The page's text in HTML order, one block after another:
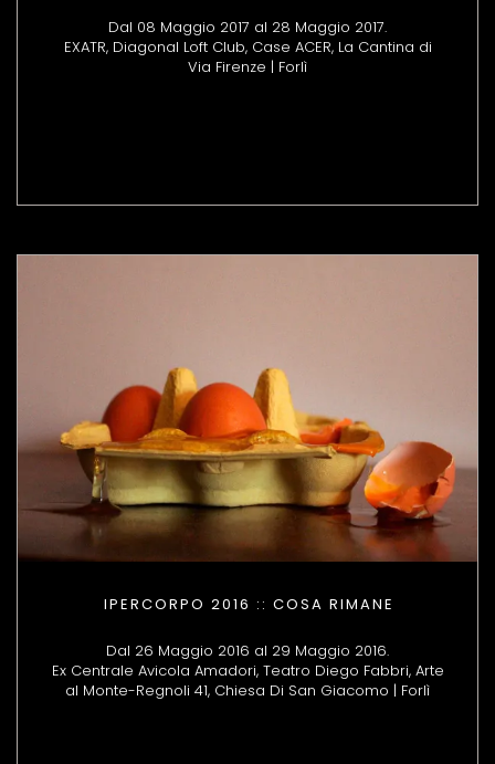
Dal 08 Maggio 2017 al 28 Maggio 2017.
EXATR, Diagonal Loft Club, Case ACER, La Cantina di
Via Firenze | Forlì
IPERCORPO 2016 :: COSA RIMANE
Dal 26 Maggio 2016 al 29 Maggio 2016.
Ex Centrale Avicola Amadori, Teatro Diego Fabbri, Arte
al Monte-Regnoli 41, Chiesa Di San Giacomo | Forlì